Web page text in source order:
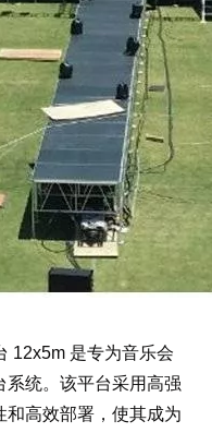
12x5m 是专为音乐会
系统。该平台采用高强
和高效部署，使其成为